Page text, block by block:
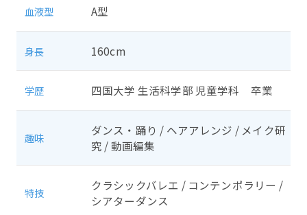
血液型 A型
身長 160cm
学歴 四国大学 生活科学部 児童学科 卒業
趣味
ダンス・踊り / ヘアアレンジ / メイク研
究 / 動画編集
特技
クラシックバレエ / コンテンポラリー /
シアターダンス